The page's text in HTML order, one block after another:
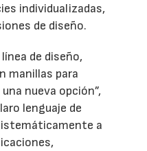
individualizadas,
de diseño.
de diseño,
manillas para
nueva opción”,
lenguaje de
a